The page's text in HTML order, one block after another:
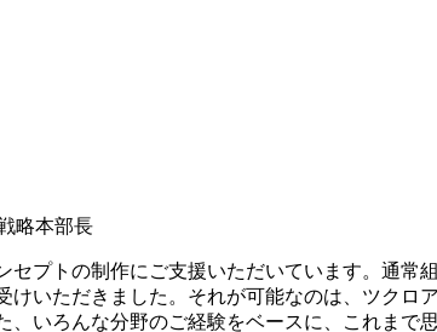
略本部長
プトの制作にご支援いただいています。通常
いただきました。それが可能なのは、ツク
いろんな分野のご経験をベースに、これま